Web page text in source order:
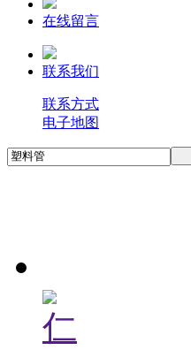
在线留言
联系我们
联系方式
电子地图